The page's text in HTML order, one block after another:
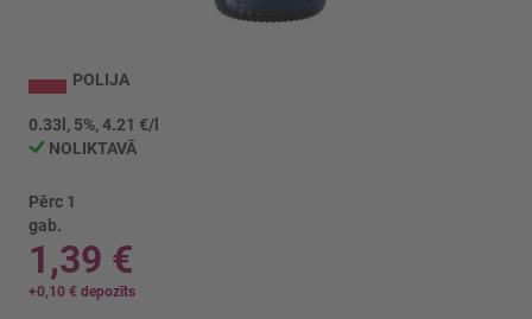
uz
galerijas
sākumu
POLIJA
0.33l, 5%, 4.21 €/l
NOLIKTAVĀ
Pērc 1
gab.
1,39 €
+0,10 € depozīts